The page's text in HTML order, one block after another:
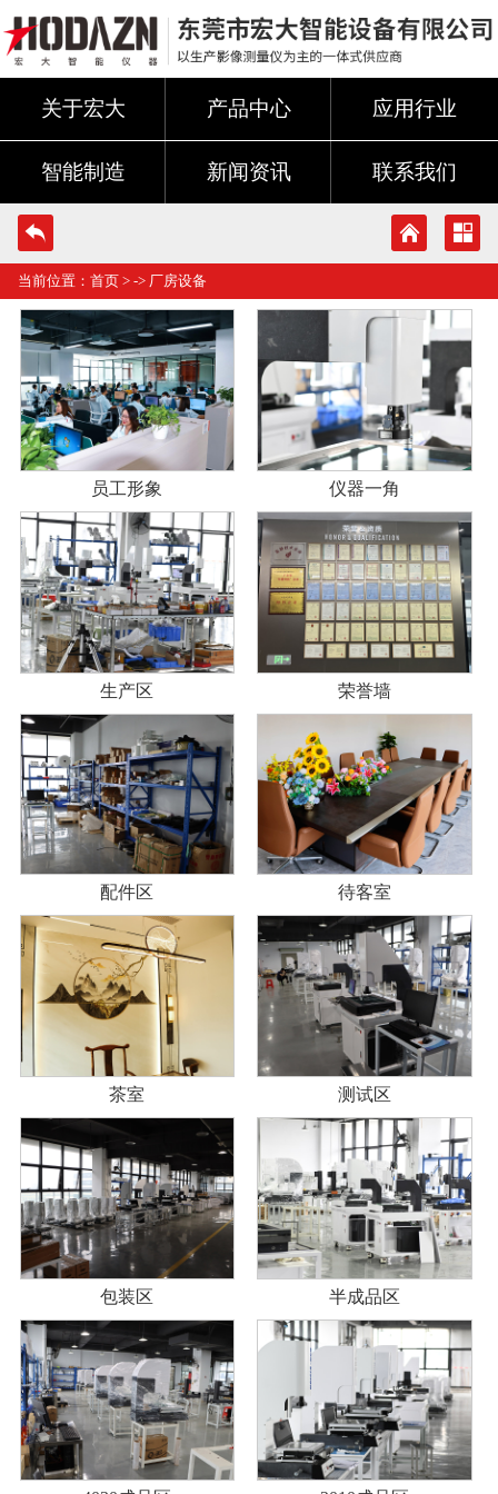
关于宏大 产品中心 应用行业
智能制造 新闻资讯 联系我们
当前位置： 首页 > -> 厂房设备
员工形象 仪器一角
生产区 荣誉墙
配件区 待客室
茶室 测试区
包装区 半成品区